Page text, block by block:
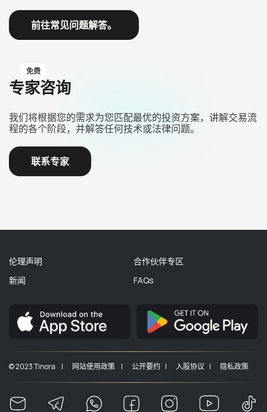
前往常见问题解答。
免费
专家咨询
我们将根据您的需求为您匹配最优的投资方案，讲解交易流
程的各个阶段，并解答任何技术或法律问题。
联系专家
伦理声明
新闻
合作伙伴专区
FAQs
© 2023 Tinora | 网站使用政策 | 公开要约 | 入股协议 | 隐私政策